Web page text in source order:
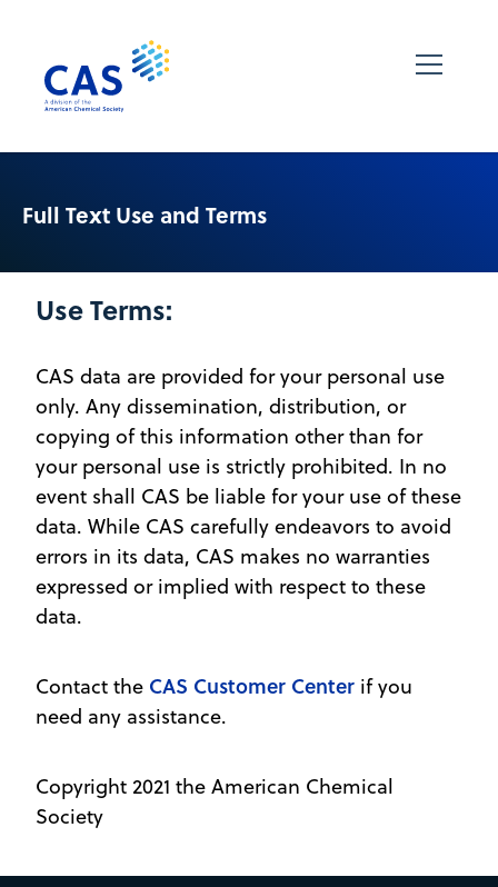
Full Text Use and Terms
Use Terms:
CAS data are provided for your personal use
only. Any dissemination, distribution, or
copying of this information other than for
your personal use is strictly prohibited. In no
event shall CAS be liable for your use of these
data. While CAS carefully endeavors to avoid
errors in its data, CAS makes no warranties
expressed or implied with respect to these
data.
Contact the CAS Customer Center if you
need any assistance.
Copyright 2021 the American Chemical
Society